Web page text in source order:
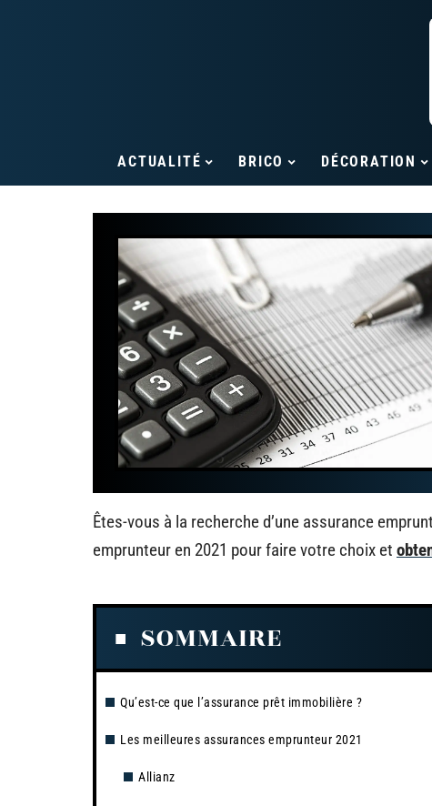
ACTUALITÉ BRICO DÉCORATION
Êtes-vous à la recherche d’une assurance
emprunteur en 2021 pour faire votre choix et
SOMMAIRE
Qu’est-ce que l’assurance prêt immobilière ?
Les meilleures assurances emprunteur 2021
Allianz